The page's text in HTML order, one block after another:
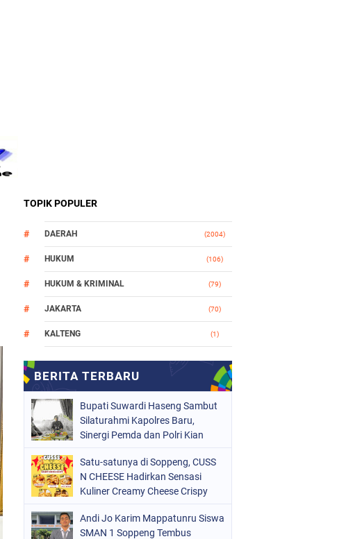
TOPIK POPULER
DAERAH (2004)
HUKUM (106)
HUKUM & KRIMINAL (79)
JAKARTA (70)
KALTENG (1)
MAKASSAR
(748)
ORGANISASI (162)
PERISTIWA
POLITIK (157)
POLRI
SULSEL
Bupati Suwardi Haseng Sambut
Silaturahmi Kapolres Baru,
Sinergi Pemda dan Polri Kian
Satu-satunya di Soppeng, CUSS
N CHEESE Hadirkan Sensasi
Kuliner Creamy Cheese Crispy
Andi Jo Karim Mappatunru Siswa
SMAN 1 Soppeng Tembus